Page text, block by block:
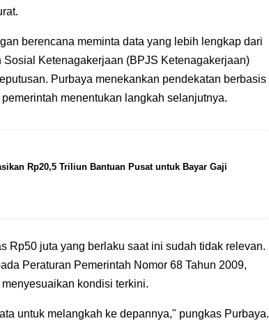
berencana meminta data yang lebih lengkap dari
Ketenagakerjaan (BPJS Ketenagakerjaan)
Purbaya menekankan pendekatan berbasis
menentukan langkah selanjutnya.
Rp20,5 Triliun Bantuan Pusat untuk Bayar Gaji
Rp50 juta yang berlaku saat ini sudah tidak relevan.
Peraturan Pemerintah Nomor 68 Tahun 2009,
kondisi terkini.
untuk melangkah ke depannya," pungkas Purbaya.